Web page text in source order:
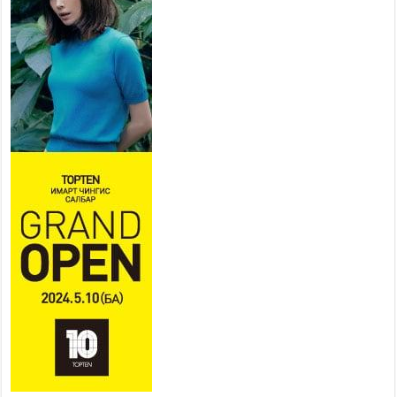
бэлэн байдалд ажиллаж байна
2026 оны 7 сар 15 / 13 цаг 06 минут
Монгол адууны үнэ цэнийг дэлхийд сурталчлах
“Дэлхийн адууны өдөр”-т 15000 морьтон оролцож
байна
2026 оны 7 сар 15 / 11 цаг 51 минут
Шагайн харвааны насанд хүрэгчдийн багийн
төрөлд 106 багийн 848 харваач өрсөлдөж,
2026 оны 7 сар 15 / 11 цаг 45 минут
Үндэсний их баяр наадмын сур харвааны
шагналыг нийслэлийн Засаг дарга бөгөөд
Улаанбаатар хотын Захирагч Б.Пүрэвдагва
гардууллаа
2026 оны 7 сар 15 / 11 цаг 41 минут
Нийслэлийн Эрүүл мэндийн газраас 45 баг
иргэдэд тусламж, үйлчилгээ үзүүлж байна
2026 оны 7 сар 15 / 11 цаг 30 минут
Хүчит бөхийн барилдааны тавын даваа